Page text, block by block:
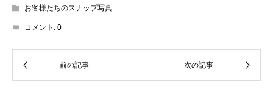
お客様たちのスナップ写真
コメント: 0